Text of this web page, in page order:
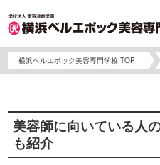
横浜ベルエポック美容専門学校 TOP
美容師に向いている人
も紹介